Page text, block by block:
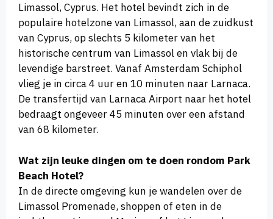
Limassol, Cyprus. Het hotel bevindt zich in de
populaire hotelzone van Limassol, aan de zuidkust
van Cyprus, op slechts 5 kilometer van het
historische centrum van Limassol en vlak bij de
levendige barstreet. Vanaf Amsterdam Schiphol
vlieg je in circa 4 uur en 10 minuten naar Larnaca.
De transfertijd van Larnaca Airport naar het hotel
bedraagt ongeveer 45 minuten over een afstand
van 68 kilometer.
Wat zijn leuke dingen om te doen rondom Park
Beach Hotel?
In de directe omgeving kun je wandelen over de
Limassol Promenade, shoppen of eten in de